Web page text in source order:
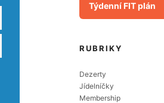
Týdenní FIT plán
RUBRIKY
Dezerty
Jídelníčky
Membership